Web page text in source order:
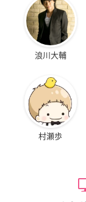
浪川大輔
村瀬歩